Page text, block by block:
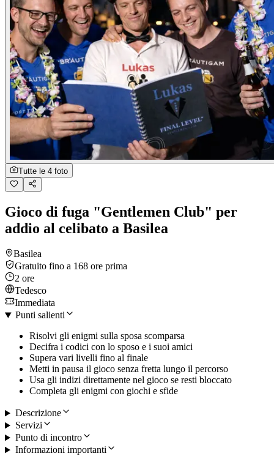
Tutte le 4 foto
Gioco di fuga "Gentlemen Club" per
addio al celibato a Basilea
Basilea
Gratuito fino a 168 ore prima
2 ore
Tedesco
Immediata
Punti salienti
Risolvi gli enigmi sulla sposa scomparsa
Decifra i codici con lo sposo e i suoi amici
Supera vari livelli fino al finale
Metti in pausa il gioco senza fretta lungo il percorso
Usa gli indizi direttamente nel gioco se resti bloccato
Completa gli enigmi con giochi e sfide
Descrizione
Servizi
Punto di incontro
Informazioni importanti